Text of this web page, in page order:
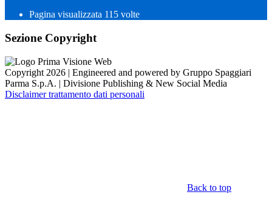
Pagina visualizzata 115 volte
Sezione Copyright
Copyright 2026 | Engineered and powered by Gruppo Spaggiari
Parma S.p.A. | Divisione Publishing & New Social Media
Disclaimer trattamento dati personali
Back to top